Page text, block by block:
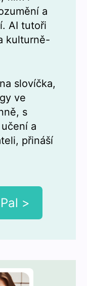
a
AI tutoři
kulturně-
na slovíčka,
ve
s
a
přináší
>